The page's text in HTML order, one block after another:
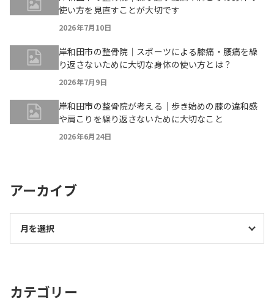
使い方を見直すことが大切です
2026年7月10日
岸和田市の整骨院｜スポーツによる膝痛・腰痛を繰
り返さないために大切な身体の使い方とは？
2026年7月9日
岸和田市の整骨院が考える｜歩き始めの膝の違和感
や肩こりを繰り返さないために大切なこと
2026年6月24日
アーカイブ
カテゴリー